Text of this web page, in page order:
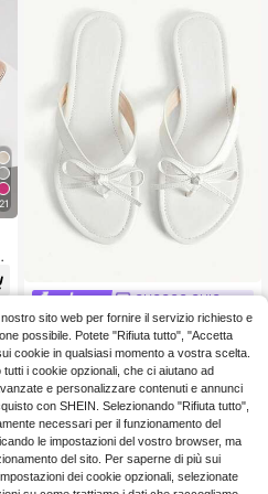
21
estate, autunno, PU, adatto per luog
o di lavoro, classico, sandali, vacan
ze, appuntamenti, feste, strada, ele
ganza, temperamento, scarpe da do
CUCCOO CHICEST
NEW CUCCOO CHICEST Ciabatte p
iatte estive con fiocco delicato in st
ile francese, nuove, con suola morbi
da, comode, fresche, da indossare a
ll'aperto
13
sito web per fornire il servizio richiesto e
possibile. Potete "Rifiuta tutto", "Accetta
cookie in qualsiasi momento a vostra scelta.
i cookie opzionali, che ci aiutano ad
e personalizzare contenuti e annunci
con SHEIN. Selezionando "Rifiuta tutto",
necessari per il funzionamento del
le impostazioni del vostro browser, ma
del sito. Per saperne di più sui
dei cookie opzionali, selezionate